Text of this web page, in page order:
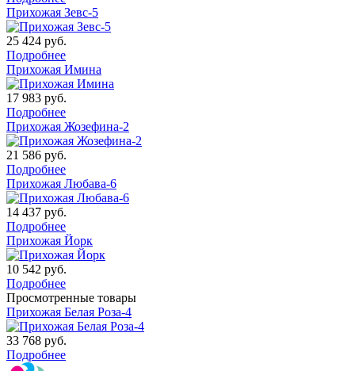
Прихожая Зевс-5
25 424 руб.
Подробнее
Прихожая Имина
17 983 руб.
Подробнее
Прихожая Жозефина-2
21 586 руб.
Подробнее
Прихожая Любава-6
14 437 руб.
Подробнее
Прихожая Йорк
10 542 руб.
Подробнее
Просмотренные товары
Прихожая Белая Роза-4
33 768 руб.
Подробнее